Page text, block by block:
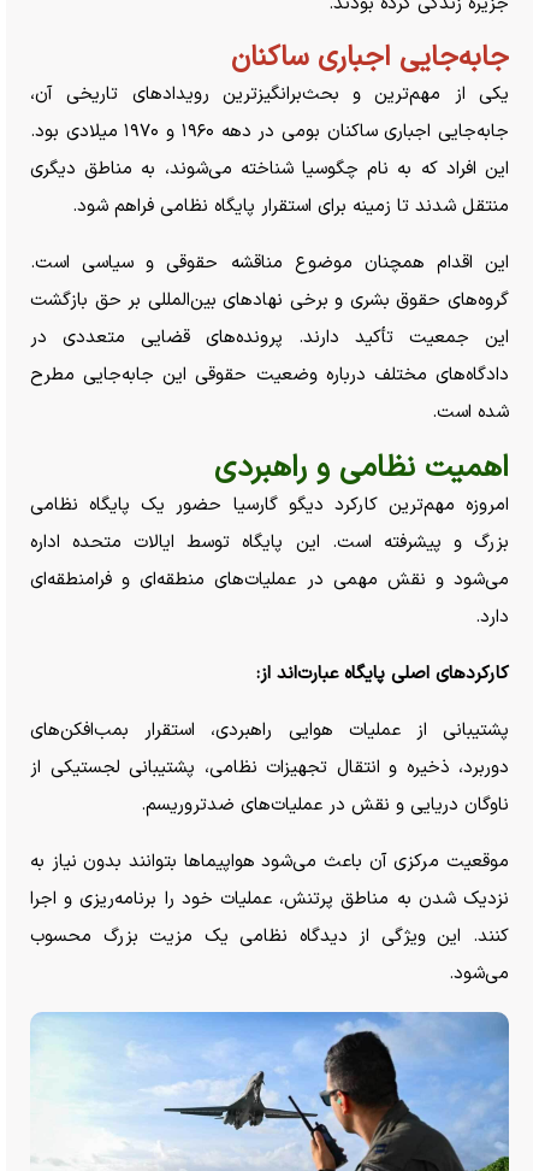
جابه‌جایی اجباری ساکنان
یکی از مهم‌ترین و بحث‌برانگیزترین رویداد‌های تاریخی آن،
جابه‌جایی اجباری ساکنان بومی در دهه ۱۹۶۰ و ۱۹۷۰ میلادی بود.
این افراد که به نام چگوسیا شناخته می‌شوند، به مناطق دیگری
منتقل شدند تا زمینه برای استقرار پایگاه نظامی فراهم شود.
این اقدام همچنان موضوع مناقشه حقوقی و سیاسی است.
گروه‌های حقوق بشری و برخی نهاد‌های بین‌المللی بر حق بازگشت
این جمعیت تأکید دارند. پرونده‌های قضایی متعددی در
دادگاه‌های مختلف درباره وضعیت حقوقی این جابه‌جایی مطرح
شده است.
اهمیت نظامی و راهبردی
امروزه مهم‌ترین کارکرد دیگو گارسیا حضور یک پایگاه نظامی
بزرگ و پیشرفته است. این پایگاه توسط ایالات متحده اداره
می‌شود و نقش مهمی در عملیات‌های منطقه‌ای و فرامنطقه‌ای
دارد.
کارکرد‌های اصلی پایگاه عبارت‌اند از:
پشتیبانی از عملیات هوایی راهبردی، استقرار بمب‌افکن‌های
دوربرد، ذخیره و انتقال تجهیزات نظامی، پشتیبانی لجستیکی از
ناوگان دریایی و نقش در عملیات‌های ضدتروریسم.
موقعیت مرکزی آن باعث می‌شود هواپیما‌ها بتوانند بدون نیاز به
نزدیک شدن به مناطق پرتنش، عملیات خود را برنامه‌ریزی و اجرا
کنند. این ویژگی از دیدگاه نظامی یک مزیت بزرگ محسوب
می‌شود.